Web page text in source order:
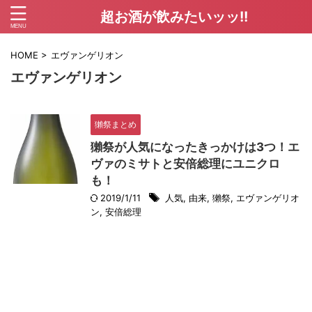
超お酒が飲みたいッッ!!
HOME > エヴァンゲリオン
エヴァンゲリオン
獺祭まとめ
獺祭が人気になったきっかけは3つ！エ
ヴァのミサトと安倍総理にユニクロ
も！
2019/1/11 人気, 由来, 獺祭, エヴァンゲリオ
ン, 安倍総理